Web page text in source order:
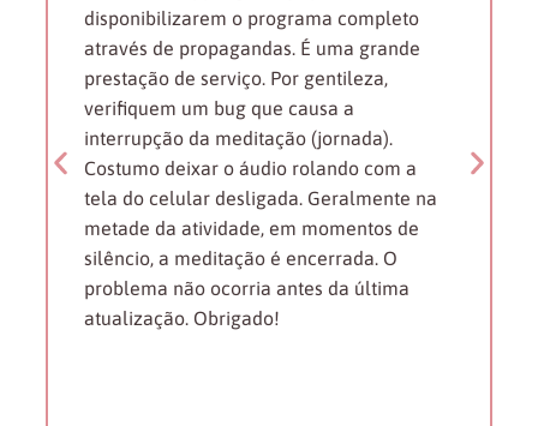
disponibilizarem o programa completo
através de propagandas. É uma grande
prestação de serviço. Por gentileza,
verifiquem um bug que causa a
interrupção da meditação (jornada).
Costumo deixar o áudio rolando com a
tela do celular desligada. Geralmente na
metade da atividade, em momentos de
silêncio, a meditação é encerrada. O
problema não ocorria antes da última
atualização. Obrigado!